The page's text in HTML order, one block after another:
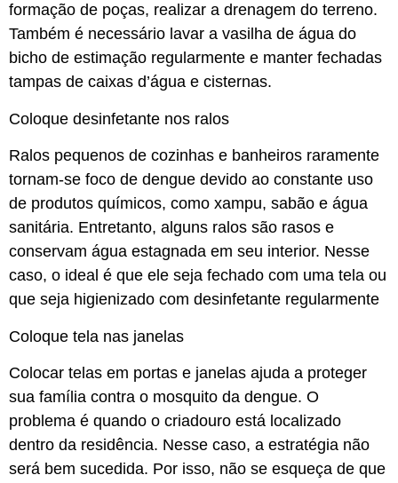
formação de poças, realizar a drenagem do terreno.
Também é necessário lavar a vasilha de água do
bicho de estimação regularmente e manter fechadas
tampas de caixas d’água e cisternas.
Coloque desinfetante nos ralos
Ralos pequenos de cozinhas e banheiros raramente
tornam-se foco de dengue devido ao constante uso
de produtos químicos, como xampu, sabão e água
sanitária. Entretanto, alguns ralos são rasos e
conservam água estagnada em seu interior. Nesse
caso, o ideal é que ele seja fechado com uma tela ou
que seja higienizado com desinfetante regularmente
Coloque tela nas janelas
Colocar telas em portas e janelas ajuda a proteger
sua família contra o mosquito da dengue. O
problema é quando o criadouro está localizado
dentro da residência. Nesse caso, a estratégia não
será bem sucedida. Por isso, não se esqueça de que